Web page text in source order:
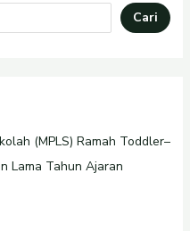
Cari
(MPLS) Ramah Toddler–
Lama Tahun Ajaran